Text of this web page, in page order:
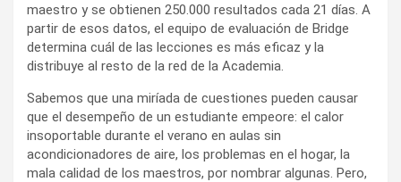
maestro y se obtienen 250.000 resultados cada 21 días. A
partir de esos datos, el equipo de evaluación de Bridge
determina cuál de las lecciones es más eficaz y la
distribuye al resto de la red de la Academia.
Sabemos que una miríada de cuestiones pueden causar
que el desempeño de un estudiante empeore: el calor
insoportable durante el verano en aulas sin
acondicionadores de aire, los problemas en el hogar, la
mala calidad de los maestros, por nombrar algunas. Pero,